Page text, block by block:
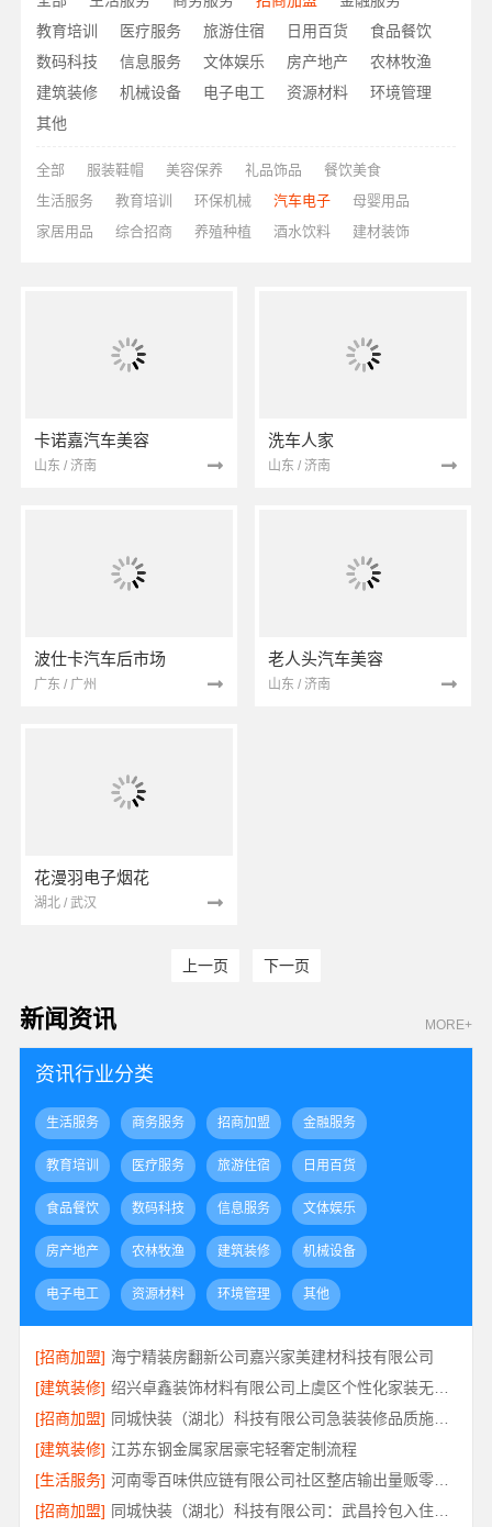
教育培训
医疗服务 旅游住宿 日用百货
食品餐饮
数码科技
信息服务 文体娱乐 房产地产
农林牧渔
建筑装修
机械设备 电子电工 资源材料
环境管理
其他
全部 服装鞋帽 美容保养 礼品饰品
餐饮美食
生活服务
教育培训 环保机械 汽车电子
母婴用品
家居用品
综合招商 养殖种植 酒水饮料 建材装饰
卡诺嘉汽车美容
山东 / 济南
洗车人家
山东 / 济南
波仕卡汽车后市场
广东 / 广州
老人头汽车美容
山东 / 济南
花漫羽电子烟花
湖北 / 武汉
上一页 下一页
新闻资讯 MORE+
资讯行业分类
生活服务 商务服务 招商加盟 金融服务
教育培训 医疗服务 旅游住宿 日用百货
食品餐饮 数码科技 信息服务 文体娱乐
房产地产 农林牧渔 建筑装修 机械设备
电子电工 资源材料 环境管理 其他
[招商加盟] 海宁精装房翻新公司嘉兴家美建材科技有限公司
[建筑装修]
绍兴卓鑫装饰材料有限公司上虞区个性化家装无隐形增项
[招商加盟]
同城快装（湖北）科技有限公司急装装修品质施工，本地口碑之选
[建筑装修] 江苏东钢金属家居豪宅轻奢定制流程
[生活服务]
河南零百味供应链有限公司社区整店输出量贩零食适配全场景
[招商加盟]
同城快装（湖北）科技有限公司：武昌拎包入住改造智能家装